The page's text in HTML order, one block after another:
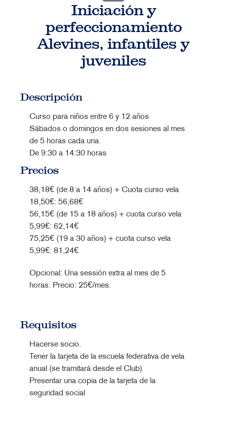
Iniciación y
perfeccionamiento
Alevines, infantiles y
juveniles
Descripción
Curso para niños entre 6 y 12 años
Sábados o domingos en dos sesiones al mes
de 5 horas cada una.
De 9:30 a 14:30 horas
Precios
38,18€ (de 8 a 14 años) + Cuota curso vela
18,50€: 56,68€
56,15€ (de 15 a 18 años) + cuota curso vela
5,99€: 62,14€
75,25€ (19 a 30 años) + cuota curso vela
5,99€: 81,24€
Opcional: Una sessión extra al mes de 5
horas. Precio: 25€/mes.
Requisitos
Hacerse socio.
Tener la tarjeta de la escuela federativa de vela
anual (se tramitará desde el Club)
Presentar una copia de la tarjeta de la
seguridad social